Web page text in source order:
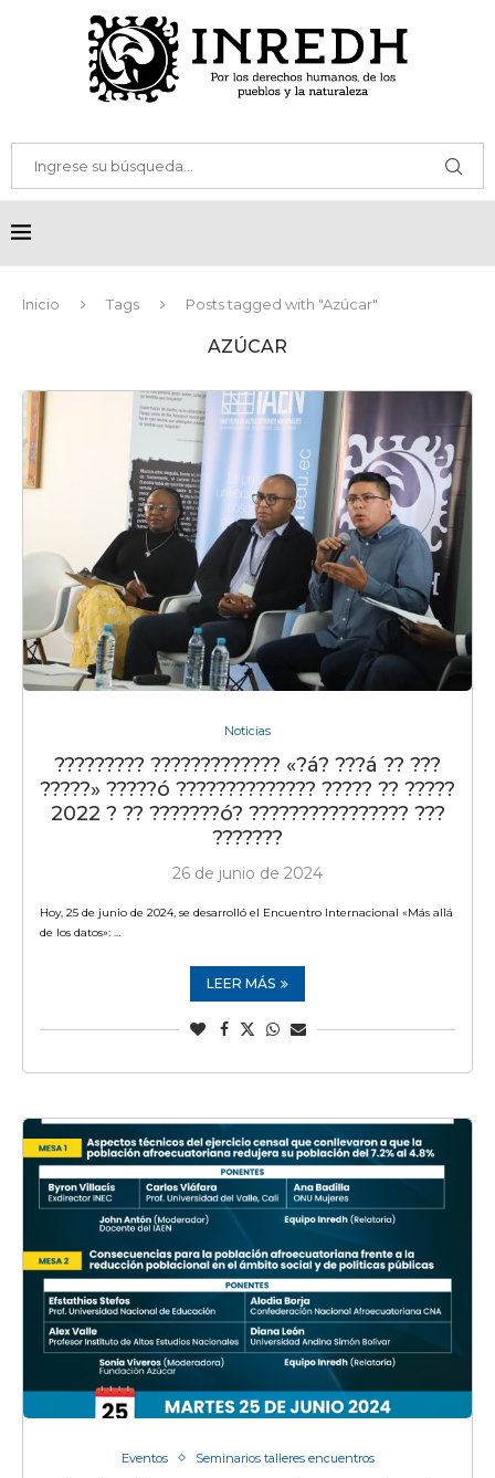
Inicio Tags Posts tagged with "Azúcar"
AZÚCAR
Noticias
????????? ????????????? «?á? ???á ?? ???
?????» ?????ó ?????????????? ????? ?? ?????
2022 ? ?? ???????ó? ???????????????? ???
???????
26 de junio de 2024
Hoy, 25 de junio de 2024, se desarrolló el Encuentro Internacional «Más allá
de los datos»: …
LEER MÁS
Eventos Seminarios talleres encuentros